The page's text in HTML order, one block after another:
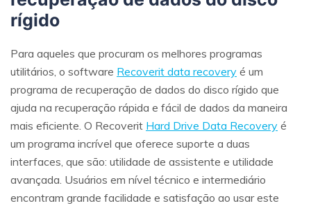
rígido
Para aqueles que procuram os melhores programas
utilitários, o software Recoverit data recovery é um
programa de recuperação de dados do disco rígido que
ajuda na recuperação rápida e fácil de dados da maneira
mais eficiente. O Recoverit Hard Drive Data Recovery é
um programa incrível que oferece suporte a duas
interfaces, que são: utilidade de assistente e utilidade
avançada. Usuários em nível técnico e intermediário
encontram grande facilidade e satisfação ao usar este